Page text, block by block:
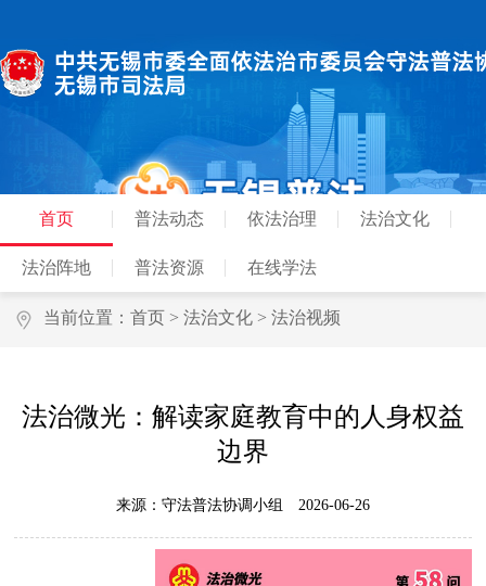
首页 普法动态 依法治理 法治文化
法治阵地 普法资源 在线学法
当前位置： 首页 > 法治文化 > 法治视频
法治微光：解读家庭教育中的人身权益
边界
来源：守法普法协调小组 2026-06-26